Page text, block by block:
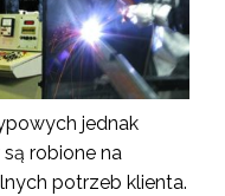
jednak
robione na
potrzeb klienta.